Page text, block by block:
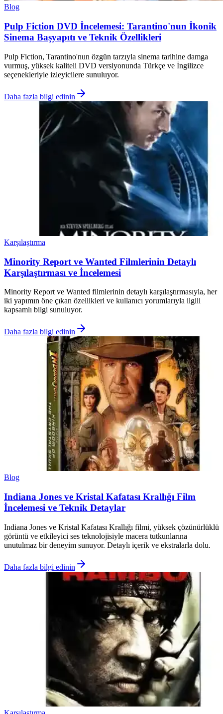
Blog
Pulp Fiction DVD İncelemesi: Tarantino'nun İkonik
Sinema Başyapıtı ve Teknik Özellikleri
Pulp Fiction, Tarantino'nun özgün tarzıyla sinema tarihine damga
vurmuş, yüksek kaliteli DVD versiyonunda Türkçe ve İngilizce
seçenekleriyle izleyicilere sunuluyor.
Daha fazla bilgi edinin
Karşılaştırma
Minority Report ve Wanted Filmlerinin Detaylı
Karşılaştırması ve İncelemesi
Minority Report ve Wanted filmlerinin detaylı karşılaştırmasıyla, her
iki yapımın öne çıkan özellikleri ve kullanıcı yorumlarıyla ilgili
kapsamlı bilgi sunuluyor.
Daha fazla bilgi edinin
Blog
Indiana Jones ve Kristal Kafatası Krallığı Film
İncelemesi ve Teknik Detaylar
Indiana Jones ve Kristal Kafatası Krallığı filmi, yüksek çözünürlüklü
görüntü ve etkileyici ses teknolojisiyle macera tutkunlarına
unutulmaz bir deneyim sunuyor. Detaylı içerik ve ekstralarla dolu.
Daha fazla bilgi edinin